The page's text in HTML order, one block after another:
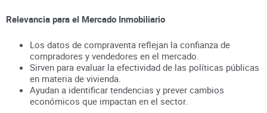
Relevancia para el Mercado Inmobiliario
Los datos de compraventa reflejan la confianza de
compradores y vendedores en el mercado.
Sirven para evaluar la efectividad de las políticas públicas
en materia de vivienda.
Ayudan a identificar tendencias y prever cambios
económicos que impactan en el sector.